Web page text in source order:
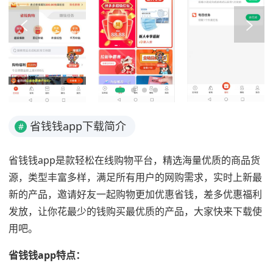
# 省钱钱app下载简介
省钱钱app是款轻松在线购物平台，精选海量优质的商品货
源，类型丰富多样，满足所有用户的网购需求，实时上新最
新的产品，邀请好友一起购物更加优惠省钱，差多优惠福利
发放，让你花最少的钱购买最优质的产品，大家快来下载使
用吧。
省钱钱app特点：